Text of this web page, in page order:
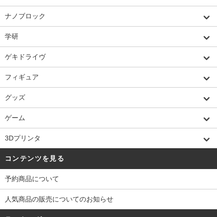
ナノブロック
学研
ゲキドライヴ
フィギュア
グッズ
ゲーム
3Dプリンタ
コンテンツを見る
予約商品について
人気商品の販売についてのお知らせ